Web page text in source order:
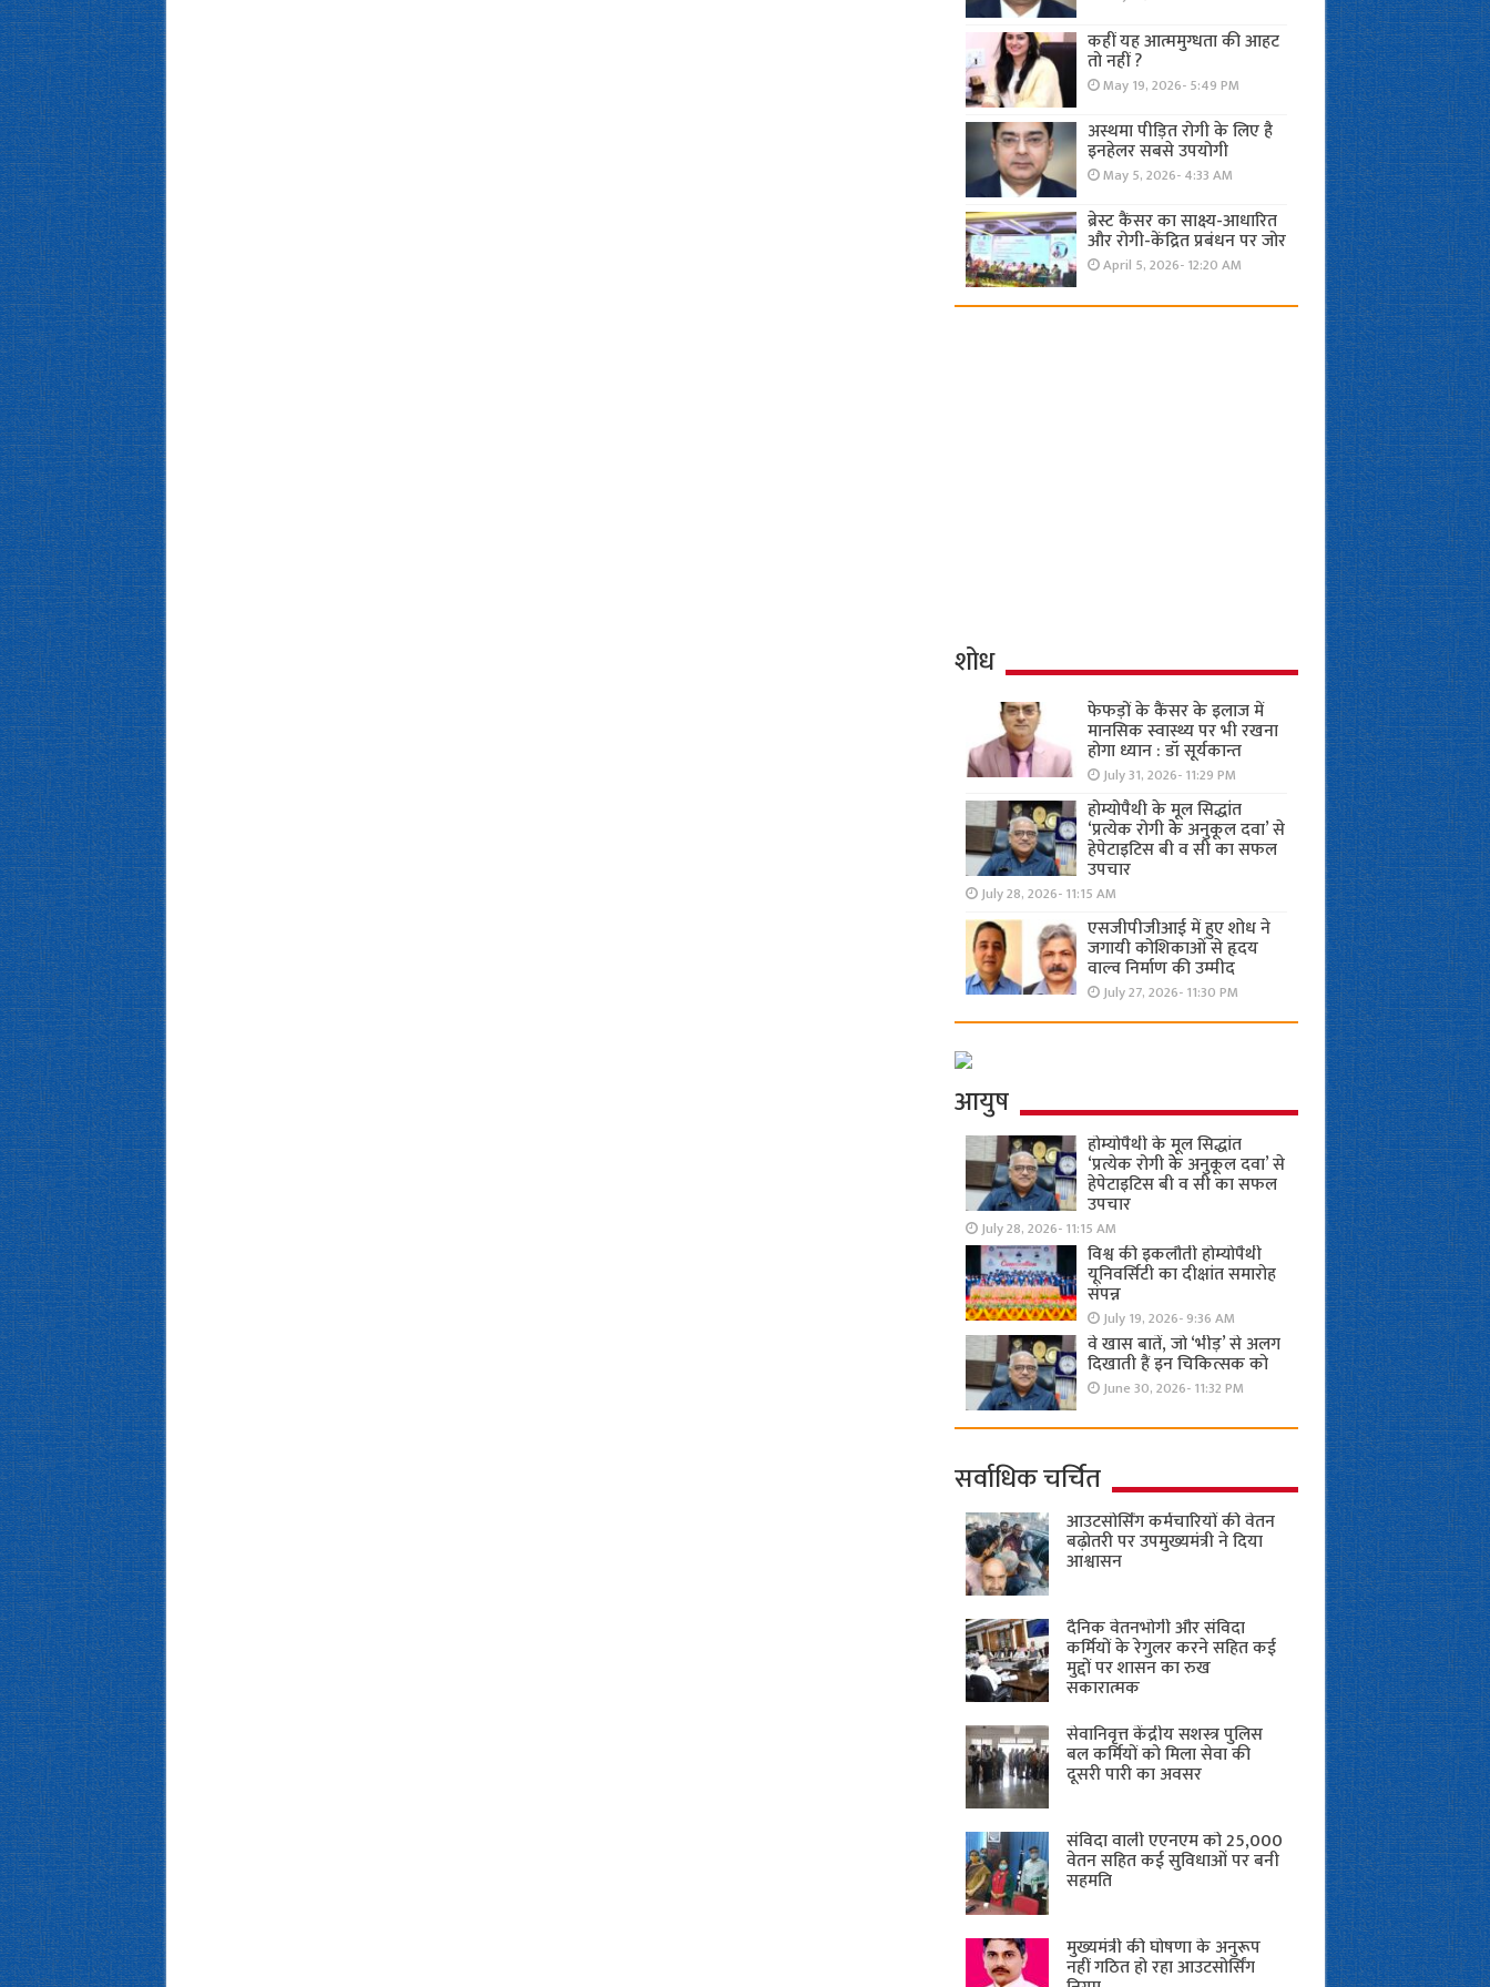
कहीं यह आत्ममुग्धता की आहट
तो नहीं ?
May 19, 2026- 5:49 PM
अस्थमा पीड़ित रोगी के लिए है
इनहेलर सबसे उपयोगी
May 5, 2026- 4:33 AM
ब्रेस्ट कैंसर का साक्ष्य-आधारित
और रोगी-केंद्रित प्रबंधन पर जोर
April 5, 2026- 12:20 AM
शोध
फेफड़ों के कैंसर के इलाज में
मानसिक स्वास्थ्य पर भी रखना
होगा ध्यान : डॉ सूर्यकान्त
July 31, 2026- 11:29 PM
होम्योपैथी के मूल सिद्धांत
‘प्रत्येक रोगी केे अनुकूल दवा’ से
हेपेटाइटिस बी व सी का सफल
उपचार
July 28, 2026- 11:15 AM
एसजीपीजीआई में हुए शोध ने
जगायी कोशिकाओं से हृदय
वाल्व निर्माण की उम्मीद
July 27, 2026- 11:30 PM
आयुष
होम्योपैथी के मूल सिद्धांत
‘प्रत्येक रोगी केे अनुकूल दवा’ से
हेपेटाइटिस बी व सी का सफल
उपचार
July 28, 2026- 11:15 AM
विश्व की इकलौती होम्योपैथी
यूनिवर्सिटी का दीक्षांत समारोह
संपन्न
July 19, 2026- 9:36 AM
वे खास बातें, जो ‘भीड़’ से अलग
दिखाती हैं इन चिकित्सक को
June 30, 2026- 11:32 PM
सर्वाधिक चर्चित
आउटसोर्सिंग कर्मचारियों की वेतन
बढ़ोतरी पर उपमुख्यमंत्री ने दिया
आश्वासन
दैनिक वेतनभोगी और संविदा
कर्मियों के रेगुलर करने सहित कई
मुद्दों पर शासन का रुख
सकारात्मक
सेवानिवृत्त केंद्रीय सशस्त्र पुलिस
बल ​कर्मियों को मिला सेवा की
दूसरी पारी का अवसर
संविदा वाली एएनएम को 25,000
वेतन सहित कई सुविधाओं पर बनी
सहमति
मुख्यमंत्री की घोषणा के अनुरूप
नहीं गठित हो रहा आउटसोर्सिंग